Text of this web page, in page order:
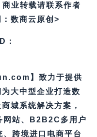
业转载请联系作者
数商云原创>
：
】致力于提供
大中型企业打造数
城系统解决方案，
网站、B2B2C多用户
跨境进口电商平台